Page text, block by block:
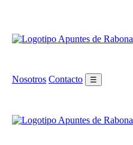
Nosotros Contacto ☰